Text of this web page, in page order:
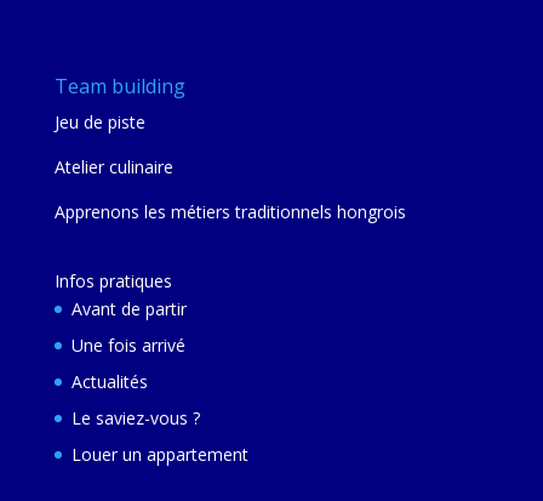
Team building
Jeu de piste
Atelier culinaire
Apprenons les métiers traditionnels hongrois
Infos pratiques
Avant de partir
Une fois arrivé
Actualités
Le saviez-vous ?
Louer un appartement